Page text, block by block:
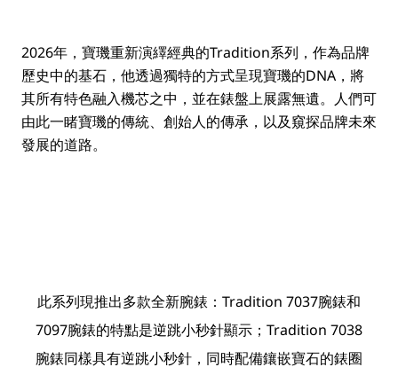
2026年，寶璣重新演繹經典的Tradition系列，作為品牌
歷史中的基石，他透過獨特的方式呈現寶璣的DNA，將
其所有特色融入機芯之中，並在錶盤上展露無遺。人們可
由此一睹寶璣的傳統、創始人的傳承，以及窺探品牌未來
發展的道路。
此系列現推出多款全新腕錶：Tradition 7037腕錶和
7097腕錶的特點是逆跳小秒針顯示；Tradition 7038
腕錶同樣具有逆跳小秒針，同時配備鑲嵌寶石的錶圈